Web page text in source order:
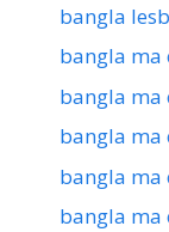
bangla
bangla ma
bangla ma
bangla ma
bangla ma
bangla ma